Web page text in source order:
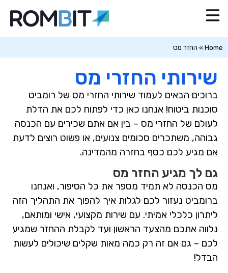
Home
» החזר מס
שירותי החזרי מס
ברוכים הבאים לעמוד שירותי החזרי מס של רומביט
סוכנות ביטוח! אנחנו כאן כדי לפתוח לכם את הדלת
לעולם של החזרי מס – בין אם אתם שכירים עם הכנסה
גבוהה, משתכרים סכומים צנועים, או פשוט רוצים לדעת
אם מגיע לכם כסף בחזרה מהמדינה.
גם לך מגיע החזר מס
מס הכנסה לא תמיד מספר את כל הסיפור, ואנחנו
ברומביט נעזור לכם לגלות איך להפוך את התהליך הזה
ליתרון כלכלי אמיתי. עם שירות מקצועי, אישי ומותאם,
נלווה אתכם מהצעד הראשון ועד לקבלת ההחזר שמגיע
לכם – גם אם זה רק כמה מאות שקלים שיכולים לעשות
הבדל!